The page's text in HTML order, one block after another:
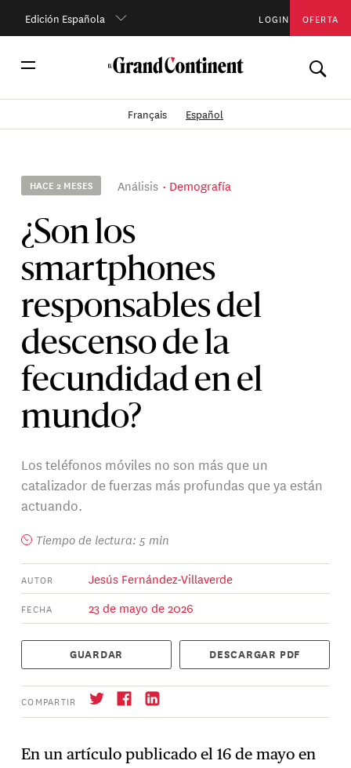
Edición Española LOGIN OFERTA
Français Español
HACE 2 MESES Análisis Demografía
¿Son los
smartphones
responsables del
descenso de la
fecundidad en el
mundo?
Los teléfonos móviles no son más que un
catalizador de fuerzas más profundas que ya están
actuando.
Tiempo de lectura: 5 min
AUTOR Jesús Fernández-Villaverde
FECHA 23 de mayo de 2026
GUARDAR DESCARGAR PDF
COMPARTIR
En un artículo publicado el 16 de mayo en